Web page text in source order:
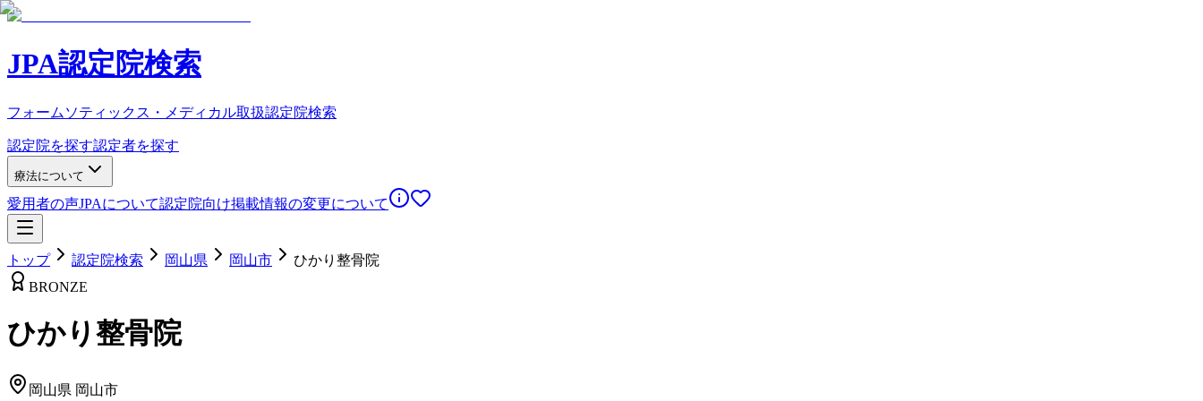
JPA認定院検索
フォームソティックス・メディカル取扱認定院検索
認定院を探す認定者を探す
療法について
愛用者の声JPAについて認定院向け掲載情報の変更について
トップ 認定院検索 岡山県 岡山市
ひかり整骨院
BRONZE
ひかり整骨院
岡山県 岡山市